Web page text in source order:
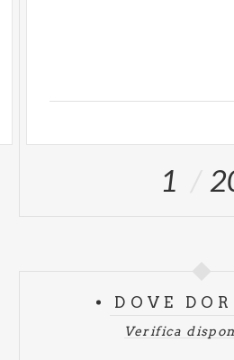
1
DOVE
Verifica